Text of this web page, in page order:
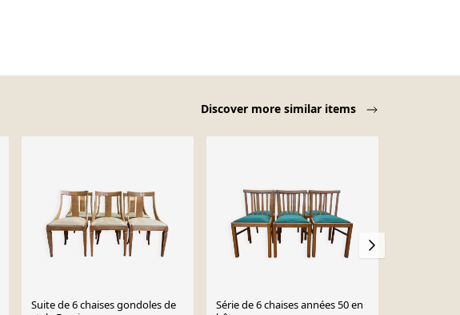
Discover more similar items
Suite de 6 chaises gondoles de
Série de 6 chaises années 50 en